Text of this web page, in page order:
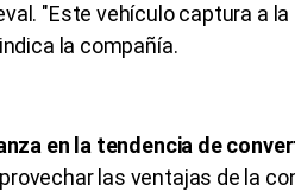
"Este vehículo captura a
la compañía.
en la tendencia de
las ventajas de la